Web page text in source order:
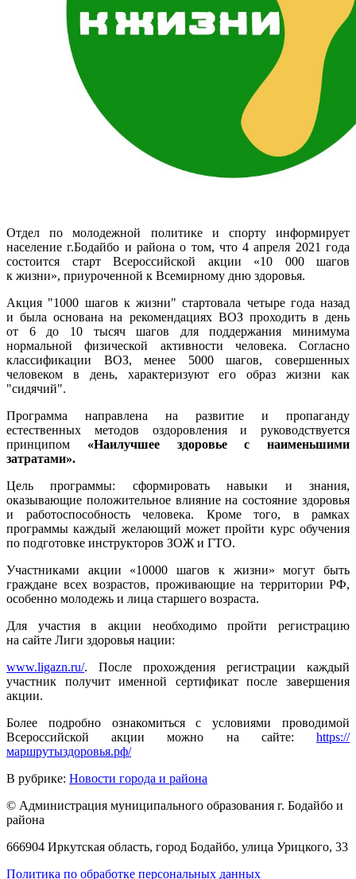
Отдел по молодежной политике и спорту информирует
население г.Бодайбо и района о том, что 4 апреля 2021 года
состоится старт Всероссийской акции «10 000 шагов
к жизни», приуроченной к Всемирному дню здоровья.
Акция "1000 шагов к жизни" стартовала четыре года назад
и была основана на рекомендациях ВОЗ проходить в день
от 6 до 10 тысяч шагов дляподдержания минимума
нормальной физической активности человека. Согласно
классификации ВОЗ, менее 5000 шагов, совершенных
человеком в день, характеризуют его образ жизни как
"сидячий".
Программа направлена на развитие и пропаганду
естественных методов оздоровления и руководствуется
принципом «Наилучшее здоровье с наименьшими
затратами».
Цель программы: сформировать навыки и знания,
оказывающие положительное влияние на состояние здоровья
и работоспособность человека. Кроме того, в рамках
программы каждый желающий может пройти курс обучения
по подготовке инструкторов ЗОЖ и ГТО.
Участниками акции «10000 шагов к жизни» могут быть
граждане всех возрастов, проживающие на территории РФ,
особенно молодежь и лица старшего возраста.
Для участия в акции необходимо пройти регистрацию
на сайте Лиги здоровья нации:
www.ligazn.ru/. После прохождения регистрации каждый
участник получит именной сертификат после завершения
акции.
Более подробно ознакомиться с условиями проводимой
Всероссийской акции можно на сайте: https://
маршрутыздоровья.рф/
В рубрике: Новости города и района
© Администрация муниципального образования г. Бодайбо и
района
666904 Иркутская область, город Бодайбо, улица Урицкого, 33
Политика по обработке персональных данных